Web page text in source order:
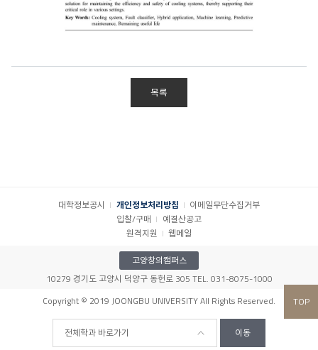
목록
대학정보공시 개인정보처리방침
이메일무단수집거부
입찰/구매
예결산공고
원격지원
웹메일
전체학과 바로가기 이동
TOP
고양창의캠퍼스
10279 경기도 고양시 덕양구 동헌로 305 TEL. 031-8075-1000
Copyright © 2019 JOONGBU UNIVERSITY All Rights Reserved.